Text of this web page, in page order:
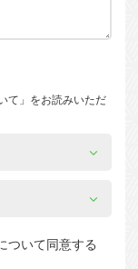
て」をお読みいただ
ついて同意する